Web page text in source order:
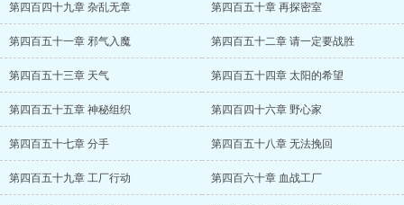
第四百四十九章 杂乱无章 第四百五十章 再探密室
第四百五十一章 邪气入魔 第四百五十二章 请一定要战胜
第四百五十三章 天气 第四百五十四章 太阳的希望
第四百五十五章 神秘组织 第四百四十六章 野心家
第四百五十七章 分手 第四百五十八章 无法挽回
第四百五十九章 工厂行动 第四百六十章 血战工厂